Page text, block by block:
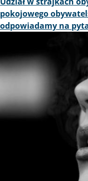
pokojowego
odpowiadamy na